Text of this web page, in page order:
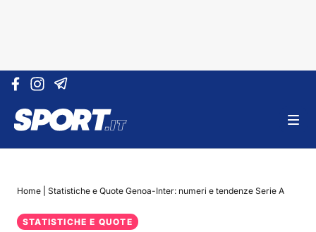
Vai al contenuto
Home Statistiche e Quote Genoa-Inter: numeri e tendenze Serie A
STATISTICHE E QUOTE